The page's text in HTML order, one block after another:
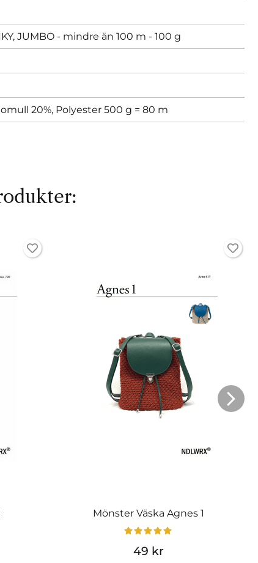
JUMBO - mindre än 100 m - 100 g
20%, Polyester 500 g = 80 m
Mönster Väska Agnes 1
49 kr